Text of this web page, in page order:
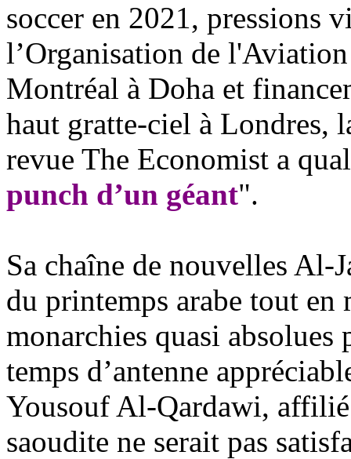
soccer en 2021, pressions
l’Organisation de
Montréal à Doha et
haut gratte-ciel à Londres,
revue The Economist a
punch d’un géant".
Sa chaîne de nouvelles Al-
du printemps arabe tout en
monarchies quasi
temps d’antenne
Yousouf Al-Qardawi,
saoudite ne serait pas